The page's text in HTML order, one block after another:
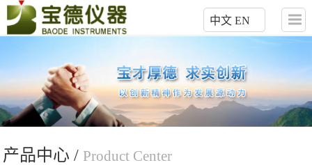
中文 EN
产品中心 / Product Center